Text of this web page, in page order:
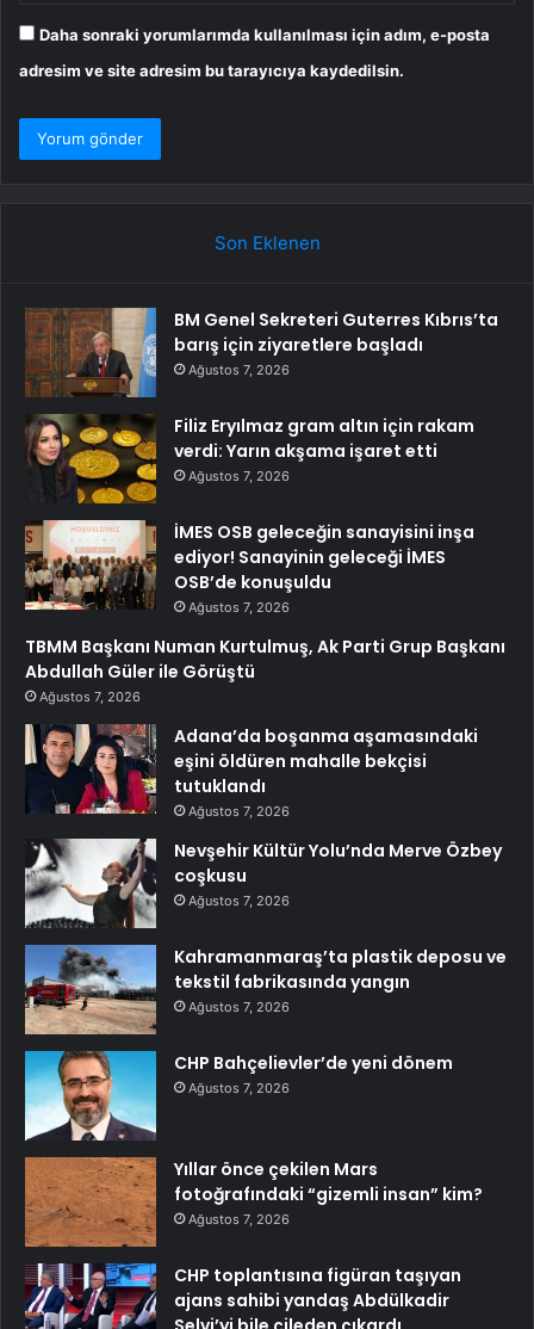
Daha sonraki yorumlarımda kullanılması için adım, e-posta
adresim ve site adresim bu tarayıcıya kaydedilsin.
Son Eklenen
BM Genel Sekreteri Guterres Kıbrıs’ta
barış için ziyaretlere başladı
Ağustos 7, 2026
Filiz Eryılmaz gram altın için rakam
verdi: Yarın akşama işaret etti
Ağustos 7, 2026
İMES OSB geleceğin sanayisini inşa
ediyor! Sanayinin geleceği İMES
OSB’de konuşuldu
Ağustos 7, 2026
TBMM Başkanı Numan Kurtulmuş, Ak Parti Grup Başkanı
Abdullah Güler ile Görüştü
Ağustos 7, 2026
Adana’da boşanma aşamasındaki
eşini öldüren mahalle bekçisi
tutuklandı
Ağustos 7, 2026
Nevşehir Kültür Yolu’nda Merve Özbey
coşkusu
Ağustos 7, 2026
Kahramanmaraş’ta plastik deposu ve
tekstil fabrikasında yangın
Ağustos 7, 2026
CHP Bahçelievler’de yeni dönem
Ağustos 7, 2026
Yıllar önce çekilen Mars
fotoğrafındaki “gizemli insan” kim?
Ağustos 7, 2026
CHP toplantısına figüran taşıyan
ajans sahibi yandaş Abdülkadir